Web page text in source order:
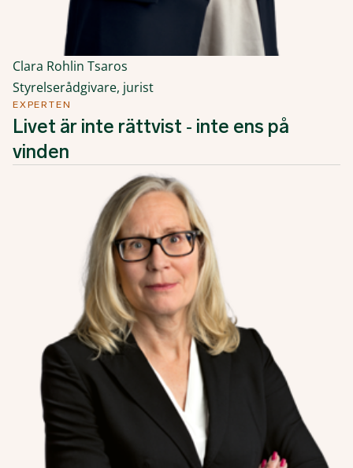
Clara Rohlin Tsaros
Styrelserådgivare, jurist
EXPERTEN
Livet är inte rättvist ‑ inte ens på
vinden